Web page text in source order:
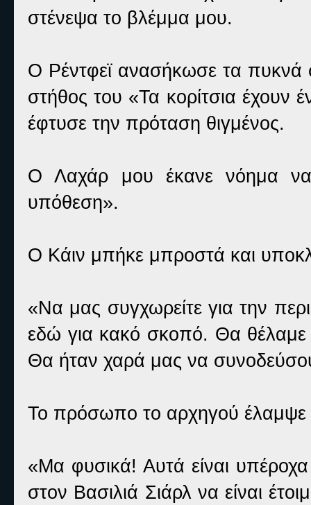
στένεψα το βλέμμα μου.
Ο Ρέντφεϊ ανασήκωσε τα πυκνά
στήθος του «Τα κορίτσια
έφτυσε την πρόταση θιγμένος.
Ο Λαχάρ μου έκανε νόημα
υπόθεση».
Ο Κάιν μπήκε μπροστά και
«Να μας συγχωρείτε για την
εδώ για κακό σκοπό. Θα
Θα ήταν χαρά μας να
Το πρόσωπο το αρχηγού έλαμψε
«Μα φυσικά! Αυτά είναι
στον Βασιλιά Σιάρλ να είναι